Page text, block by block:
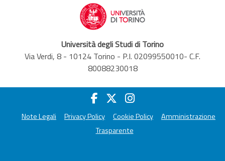
Università degli Studi di Torino
Via Verdi, 8 - 10124 Torino - P.I. 02099550010- C.F.
80088230018
Note Legali Privacy Policy Cookie Policy
Amministrazione
Trasparente